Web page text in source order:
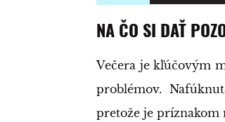
NA ČO SI DAŤ
Večera je kľúčovým
problémov.
pretože je príznakom